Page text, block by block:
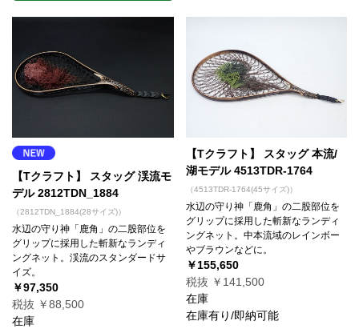
【Tクラフト】 スタッグ 渓流モ
デル 2812TDN_1884
（2812TDN_1884(28サイズ)）
水辺の守り神「鹿角」の二股部位を
グリップに採用した斬新なランディ
ングネット。渓流のスタンダードサ
イズ。
￥97,350
税抜 ￥88,500
在庫
【Tクラフト】 スタッグ 本流/
湖モデル 4513TDR-1764
（4513TDR-1764(45サイズ)）
水辺の守り神「鹿角」の二股部位を
グリップに採用した斬新なランディ
ングネット。中本流域のレインボー
やブラウンなどに。
￥155,650
税抜 ￥141,500
在庫
在庫有り/即納可能